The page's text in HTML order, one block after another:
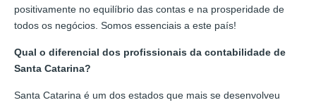
positivamente no equilíbrio das contas e na prosperidade de
todos os negócios. Somos essenciais a este país!
Qual o diferencial dos profissionais da contabilidade de
Santa Catarina?
Santa Catarina é um dos estados que mais se desenvolveu